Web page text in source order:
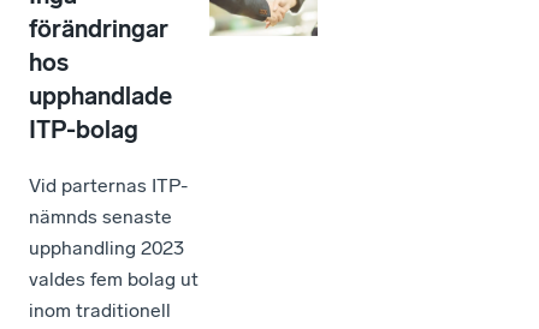
förändringar
hos
upphandlade
ITP-bolag
Vid parternas ITP-
nämnds senaste
upphandling 2023
valdes fem bolag ut
inom traditionell